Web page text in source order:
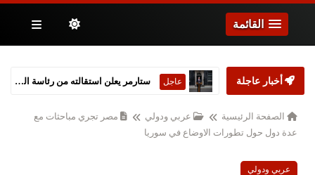
القائمة
أخبار عاجلة عاجل ستارمر يعلن استقالته من رئاسة الحكومة البريطانية
الصفحة الرئيسية عربي ودولي
مصر تجري مباحثات مع
عدة دول حول تطورات الاوضاع في سوريا
عربي ودولي